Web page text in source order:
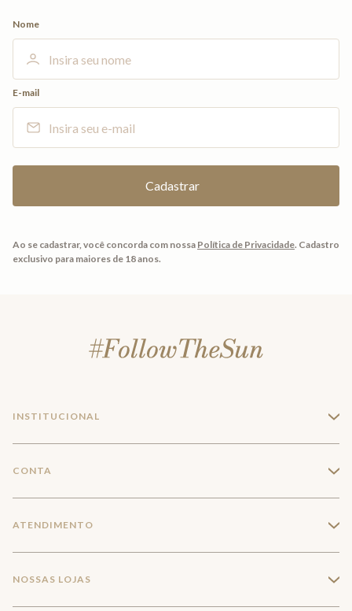
Nome
E-mail
Ao se cadastrar, você concorda com nossa Política de Privacidade. Cadastro
exclusivo para maiores de 18 anos.
INSTITUCIONAL +
Trabalhe conosco
CONTA +
Meus pedidos
ATENDIMENTO +
NOSSAS LOJAS +